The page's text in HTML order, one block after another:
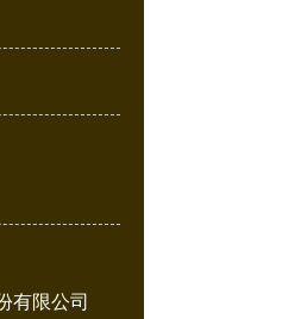
有限公司